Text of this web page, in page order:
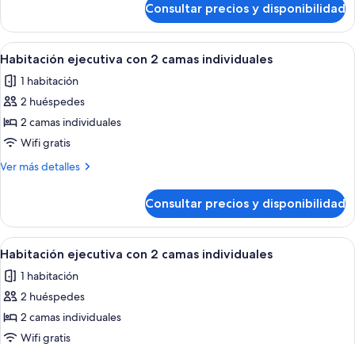
Building
24F)
Premier
doble,
no
(Main
Building
Consultar precios y disponibilidad
Abrir
todas
las
fotos
de
Habitación
ejecutiva
camas
individuales
Habitación de hotel con dos camas,
5
Habitación ejecutiva con 2 camas individuales
1 habitación
2 huéspedes
2 camas individuales
Wifi gratis
Ver más detalles
Más
ejecutiva
con
2
individuales
Consultar precios y disponibilidad
Abrir
todas
las
fotos
de
Habitación
Una habitación de hotel moderna
5
Habitación ejecutiva con 2 camas individuales
1 habitación
2 huéspedes
2 camas individuales
Wifi gratis